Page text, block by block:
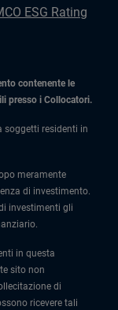
ESG Rating
contenente le
presso i Collocatori.
soggetti residenti in
meramente
di investimento.
investimenti gli
in questa
sito non
di
ricevere tali